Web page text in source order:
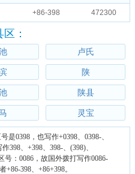
+86-398 472300
：
卢氏
陕
陕县
灵宝
是0398，也写作+0398、0398-、
398、+398、398-、(398)、
号：0086，故国外拨打写作0086-
+86-398、+86+398。